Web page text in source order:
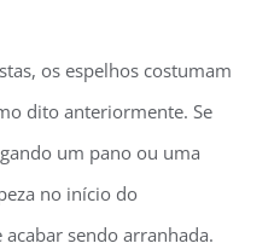
os espelhos costumam
dito anteriormente. Se
um pano ou uma
no início do
sendo arranhada.